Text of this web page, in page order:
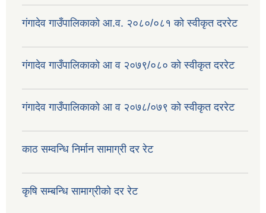
गंगादेव गाउँपालिकाको आ.व. २०८०/०८१ को स्वीकृत दररेट
गंगादेव गाउँपालिकाको आ व २०७९/०८० को स्वीकृत दररेट
गंगादेव गाउँपालिकाको आ व २०७८/०७९ को स्वीकृत दररेट
काठ सम्वन्धि निर्मान सामाग्री दर रेट
कृषि सम्बन्धि सामाग्रीको दर रेट